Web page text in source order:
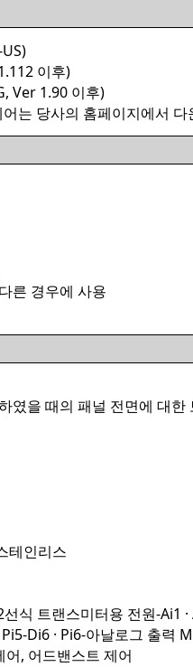
이후)
Ver 1.90 이후)
는 당사의 홈페이지에서
른 경우에 사용
였을 때의 패널 전면에 대한
테인리스
트랜스미터용 전원-Ai1 ·
Pi5-Di6 · Pi6-아날로그 출
, 어드밴스트 제어